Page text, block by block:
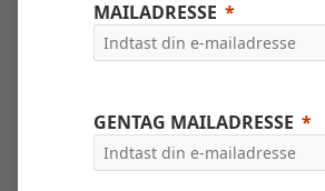
MAILADRESSE
GENTAG MAILADRESSE